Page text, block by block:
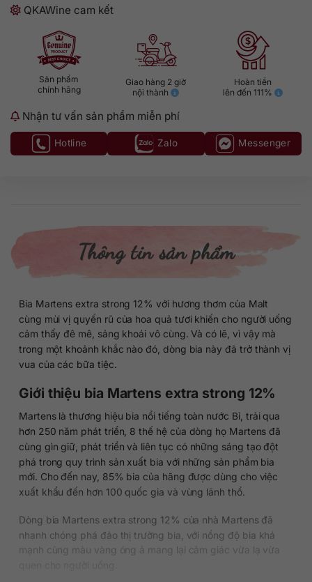
QKAWine cam kết
Sản phẩm
chính hãng
Giao hàng 2 giờ
nội thành
Hoàn tiền
lên đến 111%
Nhận tư vấn sản phẩm miễn phí
Hotline Zalo Messenger
Thông tin sản phẩm
Bia Martens extra strong 12% với hương thơm của Malt
cùng mùi vị quyến rũ của hoa quả tươi khiến cho người uống
cảm thấy đê mê, sảng khoái vô cùng. Và có lẽ, vì vậy mà
trong một khoảnh khắc nào đó, dòng bia này đã trở thành vị
vua của các bữa tiệc.
Giới thiệu bia Martens extra strong 12%
Martens là thương hiệu bia nổi tiếng toàn nước Bỉ, trải qua
hơn 250 năm phát triển, 8 thế hệ của dòng họ Martens đã
cùng gìn giữ, phát triển và liên tục có những sáng tạo đột
phá trong quy trình sản xuất bia với những sản phẩm bia
mới. Cho đến nay, 85% bia của hãng được dùng cho việc
xuất khẩu đến hơn 100 quốc gia và vùng lãnh thổ.
Dòng bia Martens extra strong 12% của nhà Martens đã
nhanh chóng phá đảo thị trường bia, với nồng độ bia khá
mạnh cùng màu vàng óng ả mang lại cảm giác vừa lạ vừa